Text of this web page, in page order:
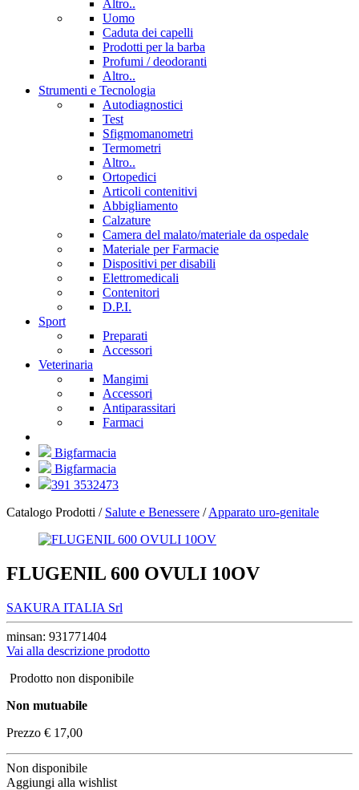
Altro..
Uomo
Caduta dei capelli
Prodotti per la barba
Profumi / deodoranti
Altro..
Strumenti e Tecnologia
Autodiagnostici
Test
Sfigmomanometri
Termometri
Altro..
Ortopedici
Articoli contenitivi
Abbigliamento
Calzature
Camera del malato/materiale da ospedale
Materiale per Farmacie
Dispositivi per disabili
Elettromedicali
Contenitori
D.P.I.
Sport
Preparati
Accessori
Veterinaria
Mangimi
Accessori
Antiparassitari
Farmaci
Bigfarmacia
Bigfarmacia
391 3532473
Catalogo Prodotti / Salute e Benessere /Apparato uro-genitale
FLUGENIL 600 OVULI 10OV
SAKURA ITALIA Srl
minsan: 931771404
Vai alla descrizione prodotto
Prodotto non disponibile
Non mutuabile
Prezzo € 17,00
Non disponibile
Aggiungi alla wishlist